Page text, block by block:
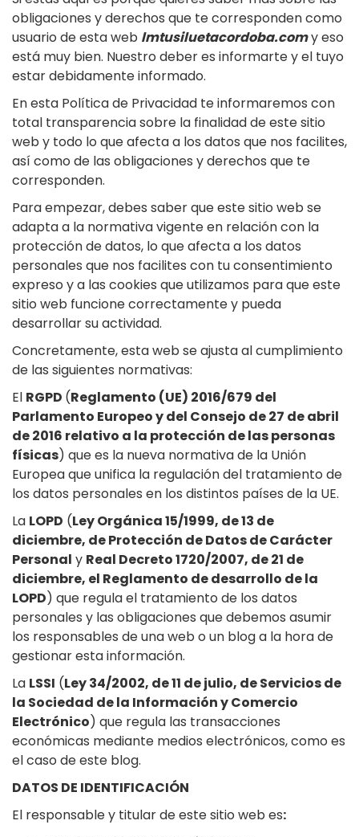
obligaciones y derechos que te corresponden como
usuario de esta web lmtusiluetacordoba.comy eso
está muy bien. Nuestro deber es informarte y el tuyo
estar debidamente informado.
En esta Política de Privacidad te informaremos con
total transparencia sobre la finalidad de este sitio
web y todo lo que afecta a los datos que nos facilites,
así como de las obligaciones y derechos que te
corresponden.
Para empezar, debes saber que este sitio web se
adapta a la normativa vigente en relación con la
protección de datos, lo que afecta a los datos
personales que nos facilites con tu consentimiento
expreso y a las cookies que utilizamos para que este
sitio web funcione correctamente y pueda
desarrollar su actividad.
Concretamente, esta web se ajusta al cumplimiento
de las siguientes normativas:
El RGPD (Reglamento (UE) 2016/679 del
Parlamento Europeo y del Consejo de 27 de abril
de 2016 relativo a la protección de las personas
físicas) que es la nueva normativa de la Unión
Europea que unifica la regulación del tratamiento de
los datos personales en los distintos países de la UE.
La LOPD (Ley Orgánica 15/1999, de 13 de
diciembre, de Protección de Datos de Carácter
Personal y Real Decreto 1720/2007, de 21 de
diciembre, el Reglamento de desarrollo de la
LOPD) que regula el tratamiento de los datos
personales y las obligaciones que debemos asumir
los responsables de una web o un blog a la hora de
gestionar esta información.
La LSSI (Ley 34/2002, de 11 de julio, de Servicios de
la Sociedad de la Información y Comercio
Electrónico) que regula las transacciones
económicas mediante medios electrónicos, como es
el caso de este blog.
DATOS DE IDENTIFICACIÓN
El responsable y titular de este sitio web es: